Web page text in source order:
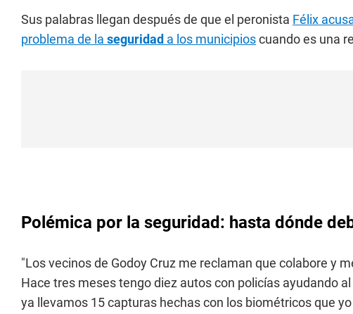
Sus palabras llegan después de que el peronista Félix
problema de la seguridad a los municipioscuando es una
Polémica por la seguridad: hasta dónde
"Los vecinos de Godoy Cruz me reclaman que colabore y
Hace tres meses tengo diez autos con policías ayudando
ya llevamos 15 capturas hechas con los biométricos que